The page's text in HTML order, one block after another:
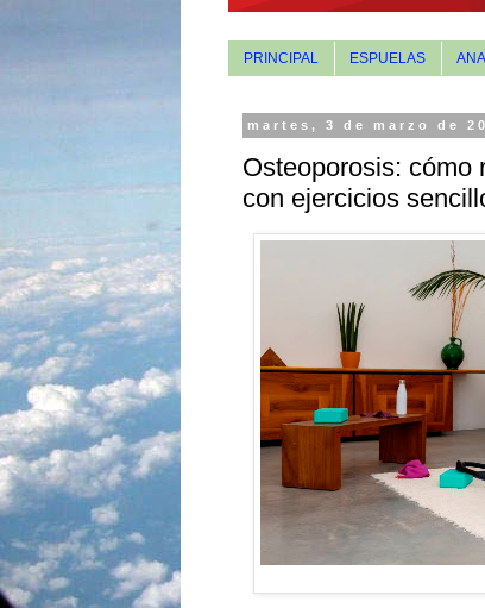
PRINCIPAL ESPUELAS
martes, 3 de marzo de
Osteoporosis: cómo
con ejercicios